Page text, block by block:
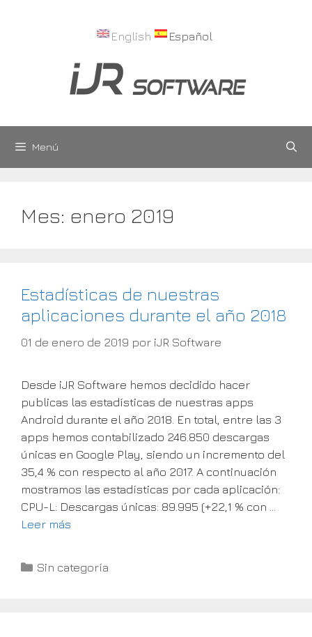
English Español
Menú
Mes: enero 2019
Estadísticas de nuestras
aplicaciones durante el año 2018
01 de enero de 2019 por iJR Software
Desde iJR Software hemos decidido hacer
publicas las estadísticas de nuestras apps
Android durante el año 2018. En total, entre las 3
apps hemos contabilizado 246.850 descargas
únicas en Google Play, siendo un incremento del
35,4 % con respecto al año 2017. A continuación
mostramos las estadísticas por cada aplicación:
CPU-L: Descargas únicas: 89.995 (+22,1 % con …
Leer más
Categorías
Sin categoría